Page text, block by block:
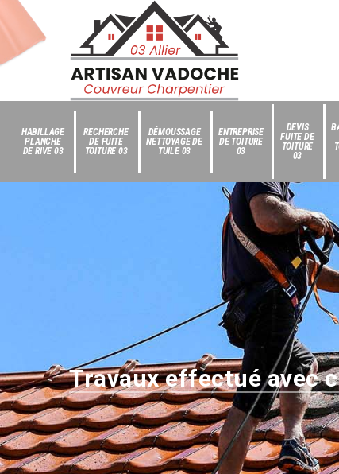
HABILLAGE
PLANCHE
DE RIVE 03
RECHERCHE
DE FUITE
TOITURE 03
DÉMOUSSAGE
NETTOYAGE DE
TUILE 03
ENTREPRISE
DE TOITURE
03
DEVIS
FUITE DE
TOITURE
03
Travaux effectué avec